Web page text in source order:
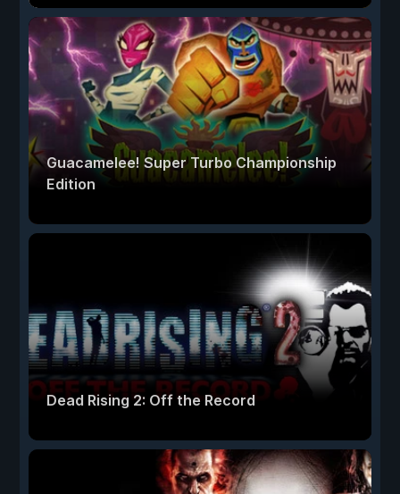
Guacamelee! Super Turbo Championship
Edition
Dead Rising 2: Off the Record